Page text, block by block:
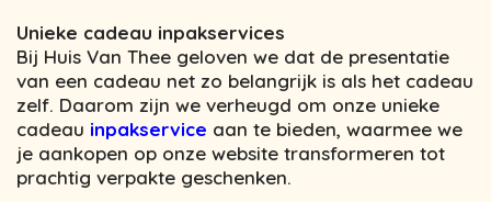
Unieke cadeau inpakservices
Bij Huis Van Thee geloven we dat de presentatie
van een cadeau net zo belangrijk is als het cadeau
zelf. Daarom zijn we verheugd om onze unieke
cadeau inpakservice aan te bieden, waarmee we
je aankopen op onze website transformeren tot
prachtig verpakte geschenken.